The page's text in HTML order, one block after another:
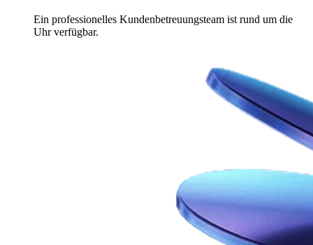
Ein professionelles Kundenbetreuungsteam ist rund um die
Uhr verfügbar.